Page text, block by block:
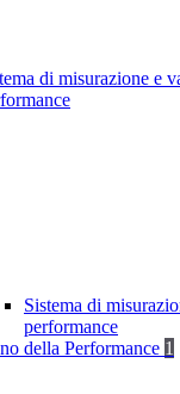
di misurazione e
Sistema di
performance
della Performance 1